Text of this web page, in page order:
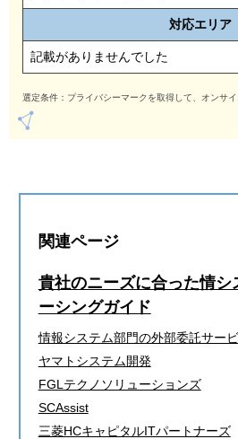
対応エリア
記載がありませんでした
選定条件：プライバシーマークを取得して、オンサ
関連ページ
貴社のニーズに合った情シ
ーシングガイド
情報システム部門の外部委託サー
ヤマトシステム開発
FGLテクノソリューションズ
SCAssist
三菱HCキャピタルITパートナーズ